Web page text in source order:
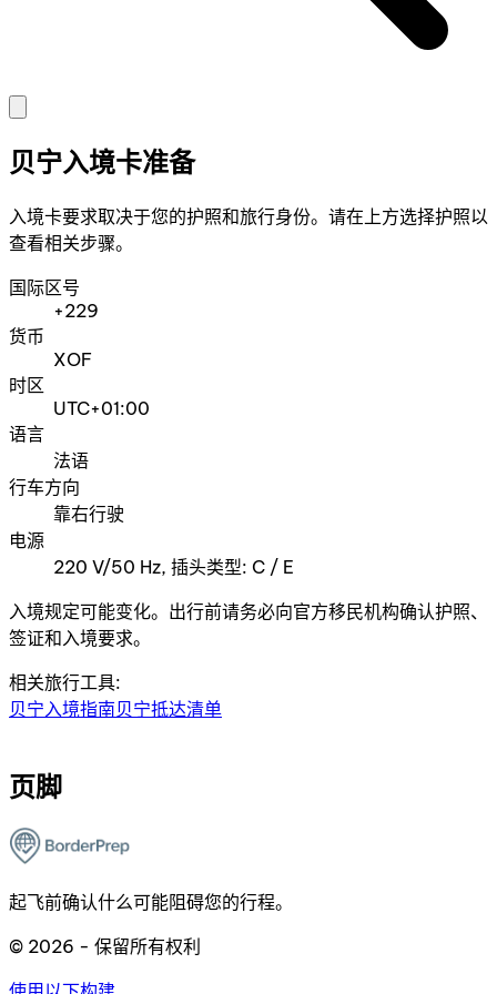
贝宁入境卡准备
入境卡要求取决于您的护照和旅行身份。请在上方选择护照以
查看相关步骤。
国际区号
+229
货币
XOF
时区
UTC+01:00
语言
法语
行车方向
靠右行驶
电源
220 V/50 Hz, 插头类型: C / E
入境规定可能变化。出行前请务必向官方移民机构确认护照、
签证和入境要求。
相关旅行工具:
贝宁入境指南贝宁抵达清单
页脚
起飞前确认什么可能阻碍您的行程。
© 2026 - 保留所有权利